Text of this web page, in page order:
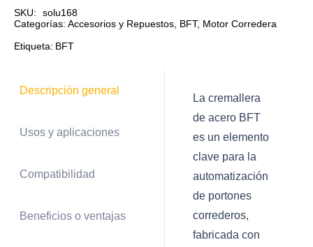
BFT
cantidad
SKU:
solu168
Categorías: Accesorios y Repuestos BFT, Motor Corredera
Etiqueta: BFT
Descripción general
Usos y aplicaciones
Compatibilidad
Beneficios o ventajas
La cremallera
de acero BFT
es un elemento
clave para la
automatización
de portones
correderos,
fabricada con